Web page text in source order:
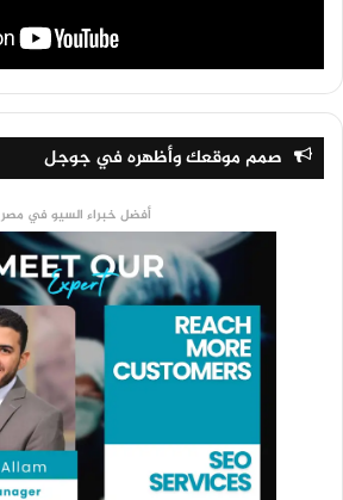
صمم موقعك وأظهره في جوجل
أفضل خبراء السيو في مصر